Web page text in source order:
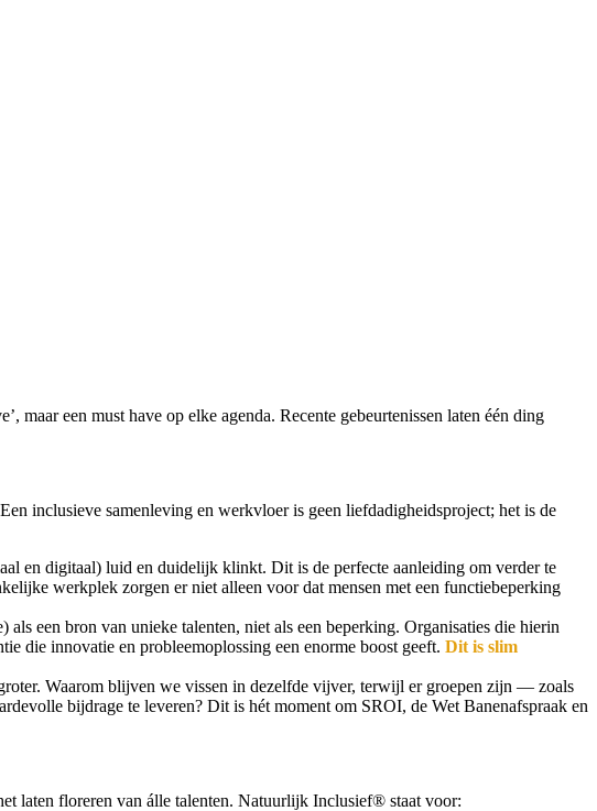
een must have op elke agenda. Recente gebeurtenissen laten één ding
inclusieve samenleving en werkvloer is geen liefdadigheidsproject; het is de
en digitaal) luid en duidelijk klinkt. Dit is de perfecte aanleiding om verder te
werkplek zorgen er niet alleen voor dat mensen met een functiebeperking
een bron van unieke talenten, niet als een beperking. Organisaties die hierin
die innovatie en probleemoplossing een enorme boost geeft. Dit is slim
Waarom blijven we vissen in dezelfde vijver, terwijl er groepen zijn — zoals
bijdrage te leveren? Dit is hét moment om SROI, de Wet Banenafspraak en
laten floreren van álle talenten. Natuurlijk Inclusief® staat voor: